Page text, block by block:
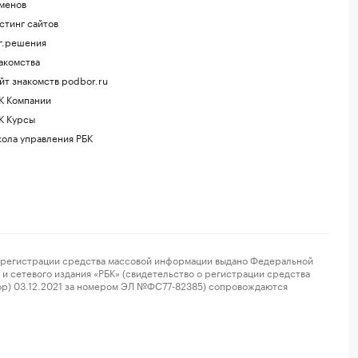
сайтов
знакомств podbor.ru
Компании
Курсы
управления РБК
средства массовой информации выдано Федеральной
издания «РБК» (свидетельство о регистрации средства
03.12.2021 за номером ЭЛ №ФС77-82385) сопровождаются